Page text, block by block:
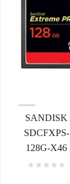
SANDISK
SDCFXPS-
128G-X46